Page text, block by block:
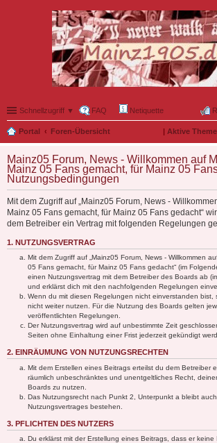
Schnellzugriff ▼ FAQ Netiquette
Portal Foren-Übersicht | Aktive
Mainz05 Forum, News - Willkommen auf
Mainz 05 Fans gemacht, für Mainz 05
Nutzungsbedingungen
Mit dem Zugriff auf „Mainz05 Forum, News -
Mainz 05 Fans gemacht, für Mainz 05 Fans gedacht“
dem Betreiber ein Vertrag mit folgenden Regelungen
1. NUTZUNGSVERTRAG
Mit dem Zugriff auf „Mainz05 Forum, News - Willkommen
05 Fans gemacht, für Mainz 05 Fans gedacht“ (im
einen Nutzungsvertrag mit dem Betreiber des Boards ab
und erklärst dich mit den nachfolgenden Regelungen
Wenn du mit diesen Regelungen nicht einverstanden bist,
nicht weiter nutzen. Für die Nutzung des Boards gelten
veröffentlichten Regelungen.
Der Nutzungsvertrag wird auf unbestimmte Zeit
Seiten ohne Einhaltung einer Frist jederzeit gekündigt
2. EINRÄUMUNG VON NUTZUNGSRECHTEN
Mit dem Erstellen eines Beitrags erteilst du dem Betreiber
räumlich unbeschränktes und unentgeltliches Recht,
Boards zu nutzen.
Das Nutzungsrecht nach Punkt 2, Unterpunkt a bleibt
Nutzungsvertrages bestehen.
3. PFLICHTEN DES NUTZERS
Du erklärst mit der Erstellung eines Beitrags, dass er